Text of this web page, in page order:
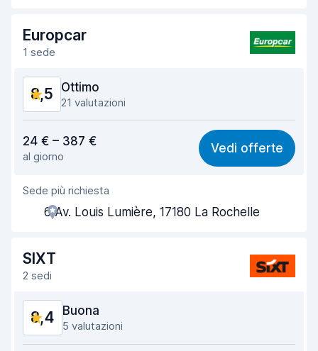
Rapidità della riconsegna 9,0
Condizioni dell'auto
Europcar
1 sede
8,5 Ottimo
21 valutazioni
7,9
Facile da trovare 8,8
Gentilezza degli agenti
Rapidità del ritiro
Rapidità della riconsegna 8,8
Condizioni dell'auto
24 € – 387 €
al giorno
Vedi offerte
Sede più richiesta
6 Av. Louis Lumière, 17180 La Rochelle
SIXT
2 sedi
8,4 Buona
5 valutazioni